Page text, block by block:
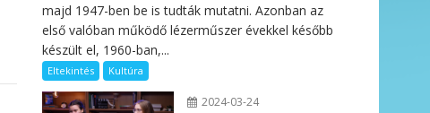
majd 1947-ben be is tudták mutatni. Azonban az
első valóban működő lézerműszer évekkel később
készült el, 1960-ban,...
Eltekintés Kultúra
2024-03-24